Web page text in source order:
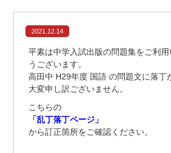
2021.12.14
平素は中学入試出版の問題集をご利
うございます。
高田中 H29年度 国語 の問題文に落丁
大変申し訳ございません。
こちらの
「乱丁落丁ページ」
から訂正箇所をご確認ください。